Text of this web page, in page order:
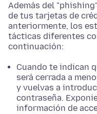
Además del
de tus tarjetas de
anteriormente, los
tácticas diferentes
continuación:
Cuando te indican
será cerrada a
y vuelvas a
contraseña.
información de